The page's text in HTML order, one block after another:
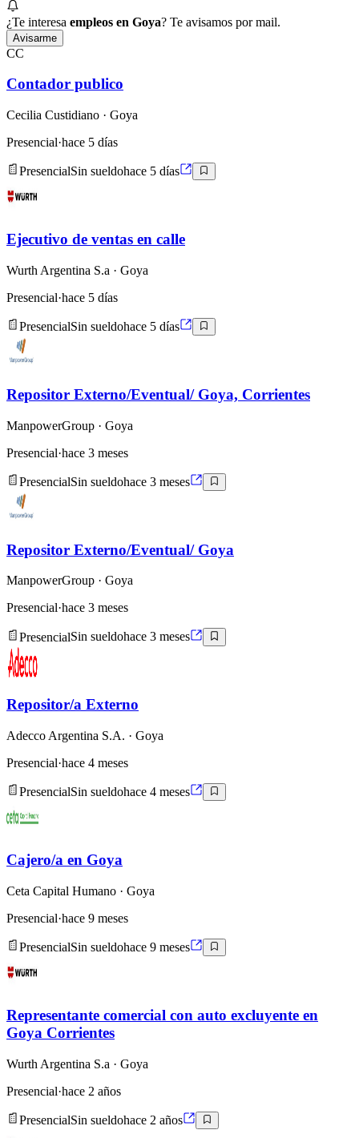
¿Te interesa empleos en Goya? Te avisamos por mail.
Avisarme
CC
Contador publico
Cecilia Custidiano · Goya
Presencial·hace 5 días
PresencialSin sueldohace 5 días
Ejecutivo de ventas en calle
Wurth Argentina S.a · Goya
Presencial·hace 5 días
PresencialSin sueldohace 5 días
Repositor Externo/Eventual/ Goya, Corrientes
ManpowerGroup · Goya
Presencial·hace 3 meses
PresencialSin sueldohace 3 meses
Repositor Externo/Eventual/ Goya
ManpowerGroup · Goya
Presencial·hace 3 meses
PresencialSin sueldohace 3 meses
Repositor/a Externo
Adecco Argentina S.A. · Goya
Presencial·hace 4 meses
PresencialSin sueldohace 4 meses
Cajero/a en Goya
Ceta Capital Humano · Goya
Presencial·hace 9 meses
PresencialSin sueldohace 9 meses
Representante comercial con auto excluyente en
Goya Corrientes
Wurth Argentina S.a · Goya
Presencial·hace 2 años
PresencialSin sueldohace 2 años